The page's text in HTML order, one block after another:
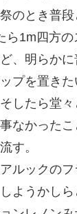
のとき普
ら1m四方
、明らか
プを置き
したら堂々
なかった
す。
ルックの
ようかし